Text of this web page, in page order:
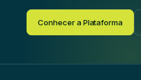
Conhecer a Plataforma